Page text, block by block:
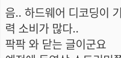
음.. 하드웨어 디코딩이
력 소비가 많다..
팍팍 와 닫는 글이군요